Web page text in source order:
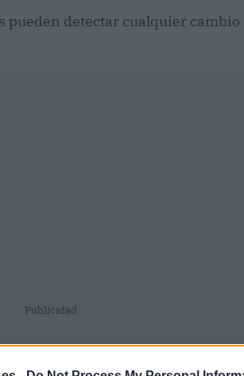
pueden detectar cualquier
Publicidad